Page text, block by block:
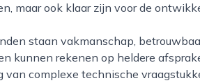
maar ook klaar zijn voor de
kunnen rekenen op heldere
van complexe technische